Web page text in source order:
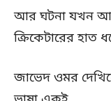
আর ঘটনা যখন
ক্রিকেটারের
জাভেদ ওমর